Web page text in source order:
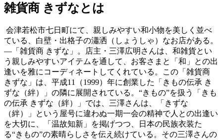
雑貨商 きずなとは
会津若松市七日町にて、親しみやすい和小物を美しく並べ
ている、白壁・出格子の瀟洒（しょうしゃ）なお店がある。
―「雑貨商 きずな」。店主・三澤広明さんは、和雑貨とい
う親しみやすいアイテムを通して、お客さまと「和」との出
逢いを雅にコーディネートしてくれている。この「雑貨商
きずな」は、平成11（1999）年に創業した「きもの伝承 き
ずな（絆）」の隣に展開されている。“きもの”を扱う「きも
の伝承 きずな（絆）」では、三澤さんは、「きずな
（絆）」という屋号に違わぬ一期一会の精神で人との出逢い
を大切に、「温故知新」を掲げつつ、日本の民族衣装た
る“きもの”の素晴らしさを伝え続けている。その三澤さんの